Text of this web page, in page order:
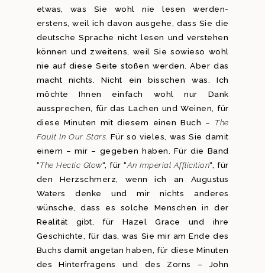
etwas, was Sie wohl nie lesen werden-
erstens, weil ich davon ausgehe, dass Sie die
deutsche Sprache nicht lesen und verstehen
können und zweitens, weil Sie sowieso wohl
nie auf diese Seite stoßen werden. Aber das
macht nichts. Nicht ein bisschen was. Ich
möchte Ihnen einfach wohl nur Dank
aussprechen, für das Lachen und Weinen, für
diese Minuten mit diesem einen Buch – The
Fault In Our Stars. Für so vieles, was Sie damit
einem – mir – gegeben haben. Für die Band
“The Hectic Glow“, für “An Imperial Afflicition“, für
den Herzschmerz, wenn ich an Augustus
Waters denke und mir nichts anderes
wünsche, dass es solche Menschen in der
Realität gibt, für Hazel Grace und ihre
Geschichte, für das, was Sie mir am Ende des
Buchs damit angetan haben, für diese Minuten
des Hinterfragens und des Zorns – John